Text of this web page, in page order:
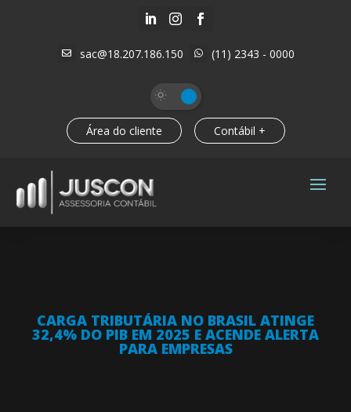
  
 sac@18.207.186.150  (11) 2343 - 0000
Área do cliente Contábil +
CARGA TRIBUTÁRIA NO BRASIL ATINGE
32,4% DO PIB EM 2025 E ACENDE ALERTA
PARA EMPRESAS